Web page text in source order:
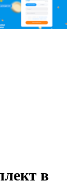
в